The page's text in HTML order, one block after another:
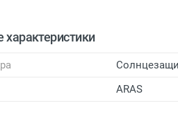
характеристики
ARAS